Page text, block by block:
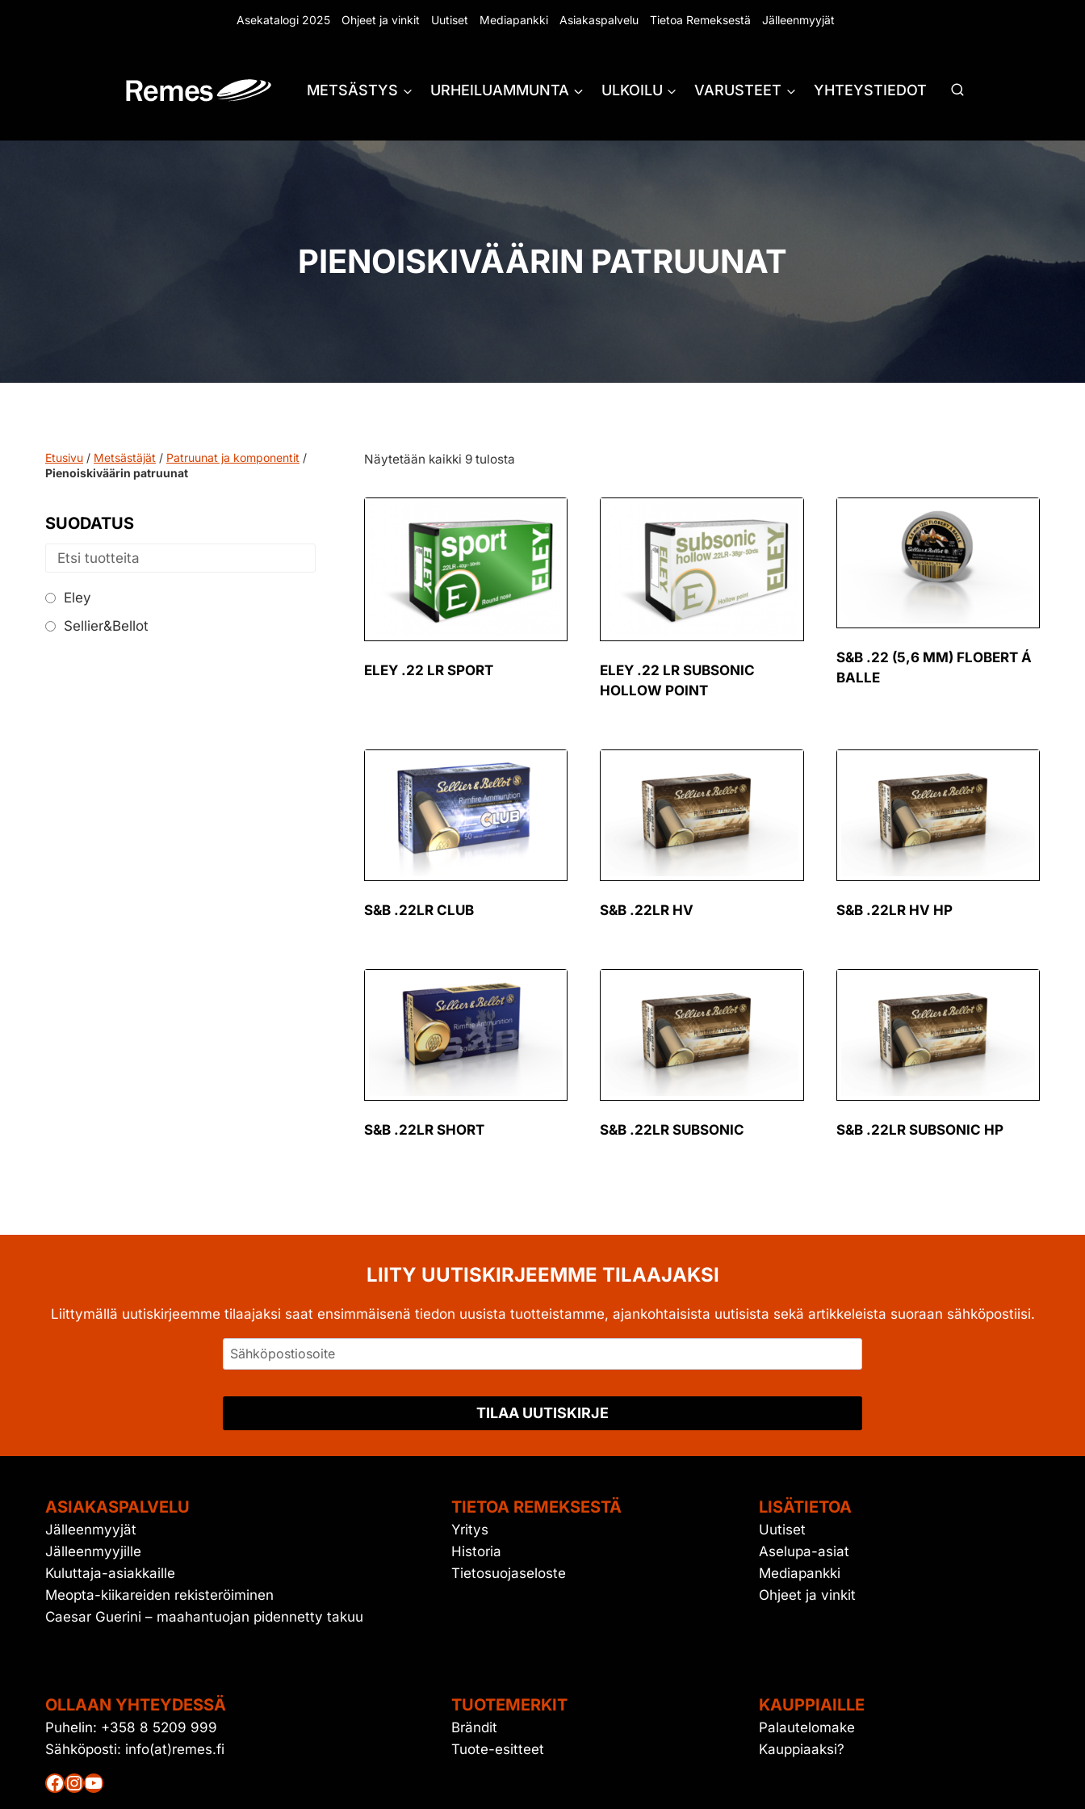
Asekatalogi 2025 Ohjeet ja vinkit Uutiset Mediapankki Asiakaspalvelu Tietoa Remeksestä Jälleenmyyjät
METSÄSTYS URHEILUAMMUNTA ULKOILU VARUSTEET YHTEYSTIEDOT
PIENOISKIVÄÄRIN PATRUUNAT
Näytetään kaikki 9 tulosta
ELEY .22 LR SPORT
ELEY .22 LR SUBSONIC
HOLLOW POINT
S&B .22 (5,6 MM) FLOBERT Á
BALLE
S&B .22LR CLUB S&B .22LR HV S&B .22LR HV HP
S&B .22LR SHORT S&B .22LR SUBSONIC S&B .22LR SUBSONIC HP
Etusivu / Metsästäjät / Patruunat ja komponentit /
Pienoiskiväärin patruunat
SUODATUS
Eley
Sellier&Bellot
LIITY UUTISKIRJEEMME TILAAJAKSI
Liittymällä uutiskirjeemme tilaajaksi saat ensimmäisenä tiedon uusista tuotteistamme, ajankohtaisista uutisista sekä artikkeleista suoraan sähköpostiisi.
TILAA UUTISKIRJE
ASIAKASPALVELU
Jälleenmyyjät
Jälleenmyyjille
Kuluttaja-asiakkaille
Meopta-kiikareiden rekisteröiminen
Caesar Guerini – maahantuojan pidennetty takuu
TIETOA REMEKSESTÄ
Yritys
Historia
Tietosuojaseloste
LISÄTIETOA
Uutiset
Aselupa-asiat
Mediapankki
Ohjeet ja vinkit
OLLAAN YHTEYDESSÄ
Puhelin: +358 8 5209 999
Sähköposti: info(at)remes.fi
Facebook
Instagram
YouTube
TUOTEMERKIT
Brändit
Tuote-esitteet
KAUPPIAILLE
Palautelomake
Kauppiaaksi?